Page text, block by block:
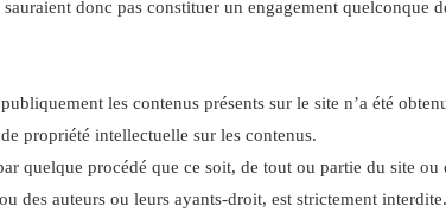
donc pas constituer un engagement quelconque
les contenus présents sur le site n’a été
propriété intellectuelle sur les contenus.
quelque procédé que ce soit, de tout ou partie du site ou
des auteurs ou leurs ayants-droit, est strictement interdite.